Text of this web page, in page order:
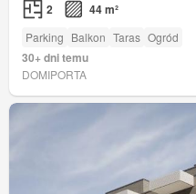
2 44 m²
Parking Balkon Taras Ogród
30+ dni temu
DOMIPORTA